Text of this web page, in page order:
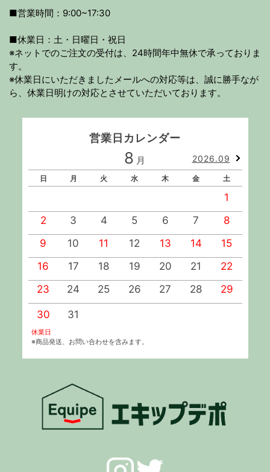
■営業時間：9:00~17:30
■休業日：土・日曜日・祝日
※ネットでのご注文の受付は、24時間年中無休で承っておりま
す。
※休業日にいただきましたメールへの対応等は、誠に勝手なが
ら、休業日明けの対応とさせていただいております。
営業日カレンダー
8 月 2026.09
日 月 火 水 木 金 土
1
2
3 4 5 6 7
8
9
10 11 12 13 14
15
16
17 18 19 20 21
22
23
24 25 26 27 28 29
30 31
休業日
※商品発送、お問い合わせを含みます。